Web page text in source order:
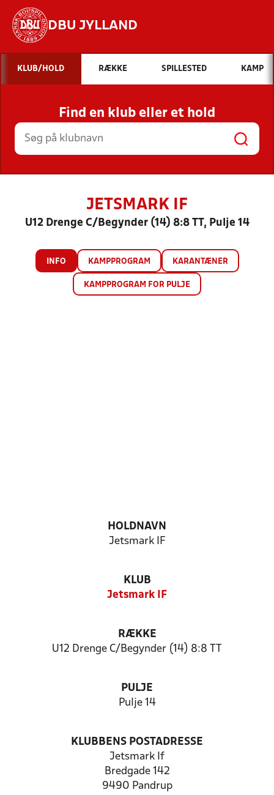
DBU JYLLAND
Hvad vil du søge efter?
INDHOLD OG NYHEDER
STILLINGER, RESULTATER, KLUBBER OG
HOLD
KLUB/HOLD RÆKKE SPILLESTED KAMP
Find en klub eller et hold
JETSMARK IF
U12 Drenge C/Begynder (14) 8:8 TT, Pulje 14
INFO KAMPPROGRAM KARANTÆNER
KAMPPROGRAM FOR PULJE
HOLDNAVN
Jetsmark IF
KLUB
Jetsmark IF
RÆKKE
U12 Drenge C/Begynder (14) 8:8 TT
PULJE
Pulje 14
KLUBBENS POSTADRESSE
Jetsmark If
Bredgade 142
9490 Pandrup